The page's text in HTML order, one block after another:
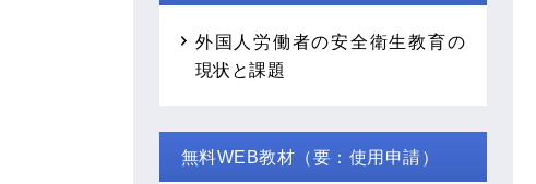
外国人労働者の安全衛生教育の
現状と課題
無料WEB教材（要：使用申請）